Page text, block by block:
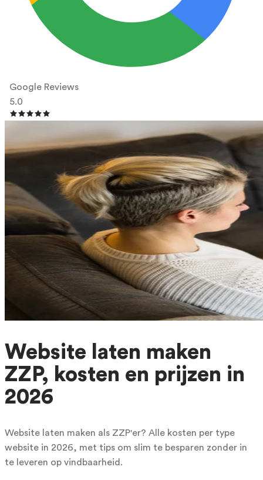
Google Reviews
5.0
Website laten maken
ZZP, kosten en prijzen in
2026
Website laten maken als ZZP'er? Alle kosten per type
website in 2026, met tips om slim te besparen zonder in
te leveren op vindbaarheid.